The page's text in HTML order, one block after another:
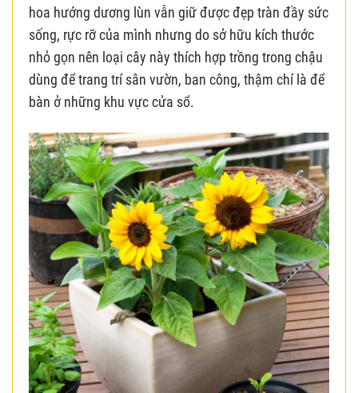
hoa hướng dương lùn vẫn giữ được đẹp tràn đầy sức
sống, rực rỡ của mình nhưng do sở hữu kích thước
nhỏ gọn nên loại cây này thích hợp trồng trong chậu
dùng để trang trí sân vườn, ban công, thậm chí là để
bàn ở những khu vực cửa sổ.